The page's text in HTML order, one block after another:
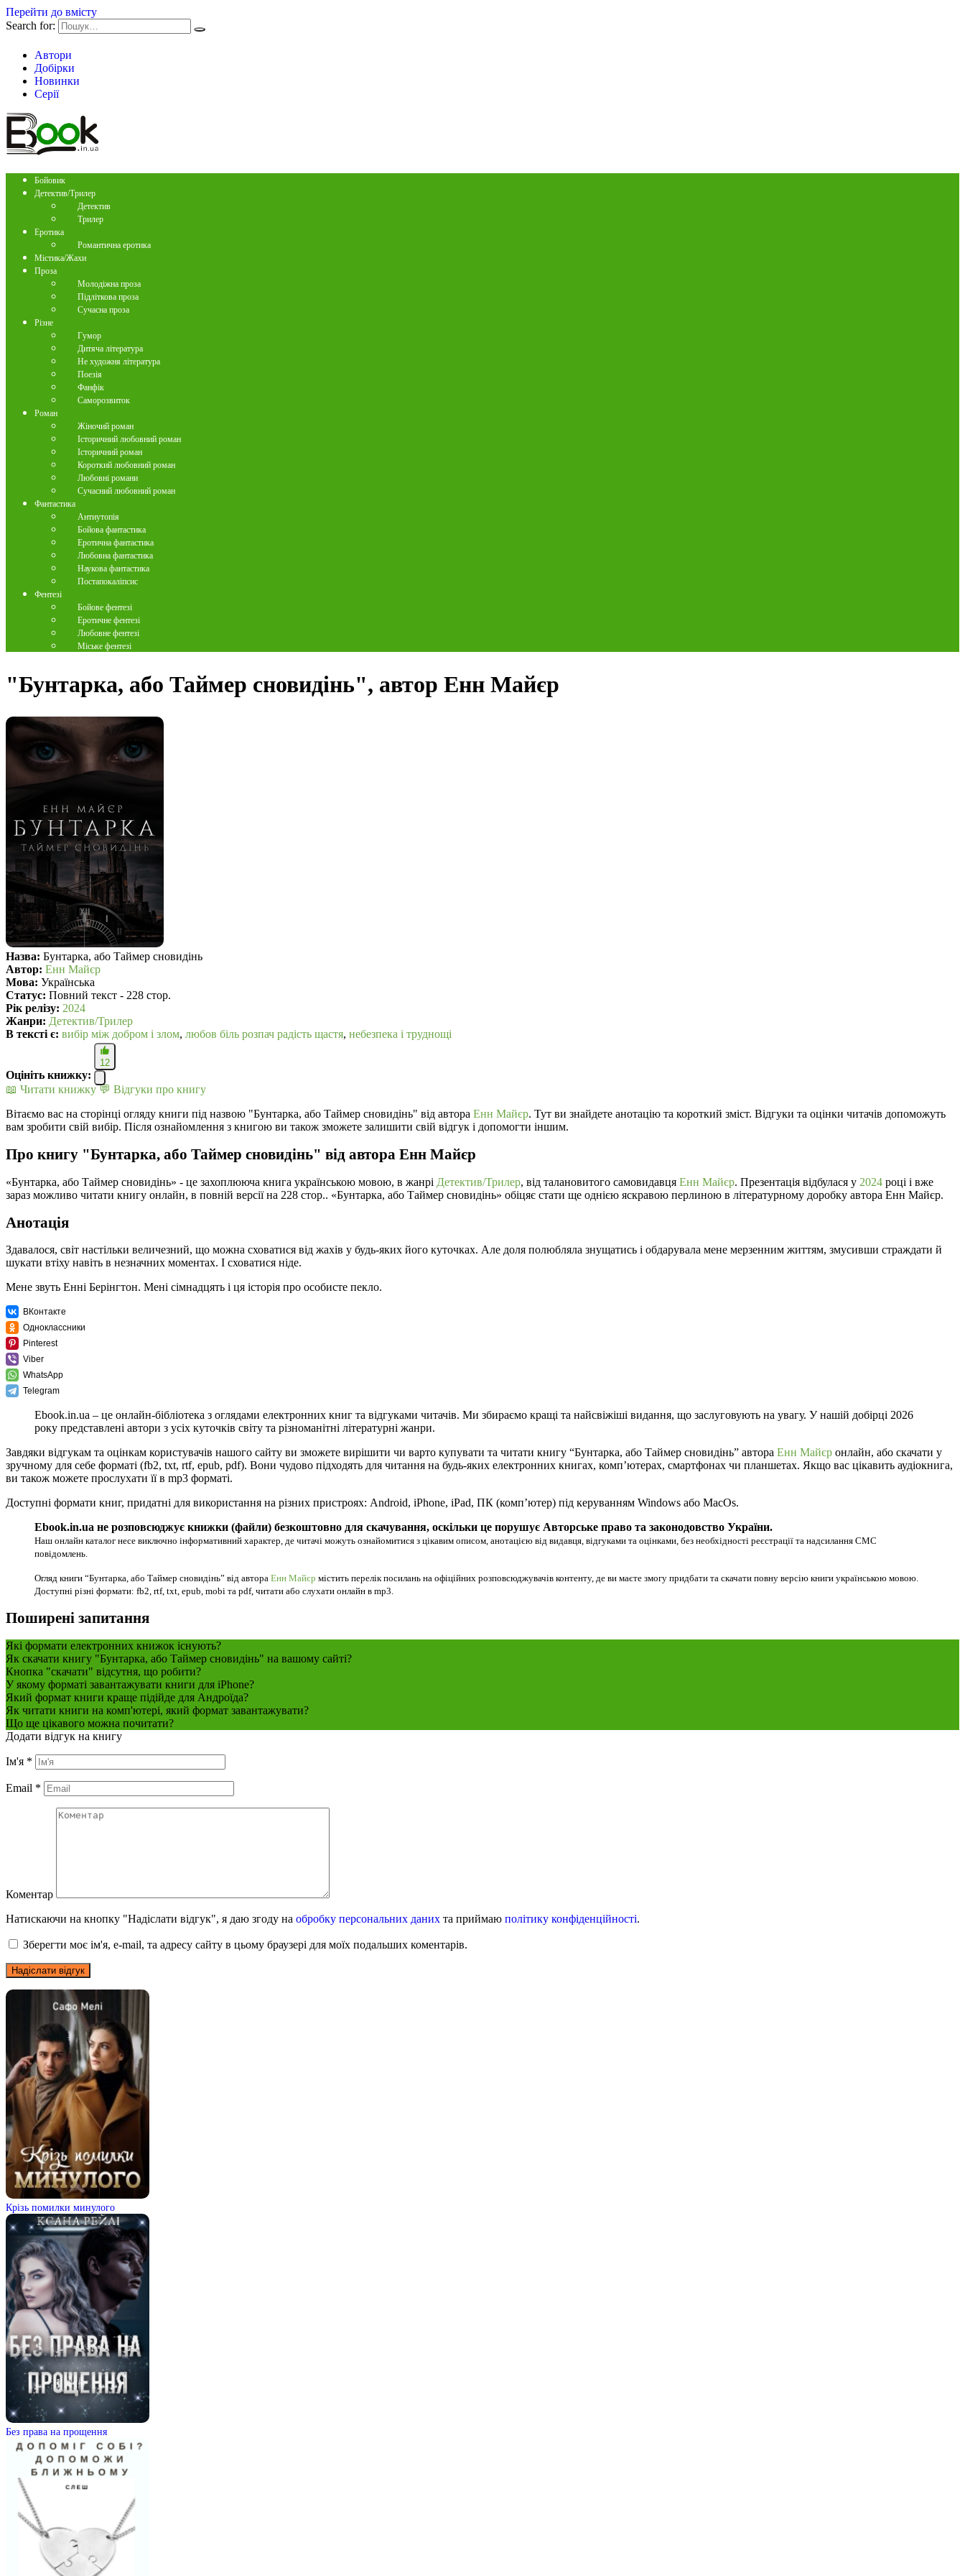
Перейти до вмісту
Search for:
Автори
Добірки
Новинки
Серії
Бойовик
Детектив/Трилер
Детектив
Трилер
Еротика
Романтична еротика
Містика/Жахи
Проза
Молодіжна проза
Підліткова проза
Сучасна проза
Різне
Гумор
Дитяча література
Не художня література
Поезія
Фанфік
Саморозвиток
Роман
Жіночий роман
Історичний любовний роман
Історичний роман
Короткий любовний роман
Любовні романи
Сучасний любовний роман
Фантастика
Антиутопія
Бойова фантастика
Еротична фантастика
Любовна фантастика
Наукова фантастика
Постапокаліпсис
Фентезі
Бойове фентезі
Еротичне фентезі
Любовне фентезі
Міське фентезі
"Бунтарка, або Таймер сновидінь", автор Енн Майєр
Назва: Бунтарка, або Таймер сновидінь
Автор: Енн Майєр
Мова: Українська
Статус: Повний текст - 228 стор.
Рік релізу: 2024
Жанри: Детектив/Трилер
В текcті є: вибір між добром і злом, любов біль розпач радість щастя, небезпека і труднощі
Оцініть книжку:
12
📖 Читати книжку 💬 Відгуки про книгу
Вітаємо вас на сторінці огляду книги під назвою "Бунтарка, або Таймер сновидінь" від автора Енн Майєр. Тут ви знайдете анотацію та короткий зміст. Відгуки та оцінки читачів допоможуть
вам зробити свій вибір. Після ознайомлення з книгою ви також зможете залишити свій відгук і допомогти іншим.
Про книгу "Бунтарка, або Таймер сновидінь" від автора Енн Майєр
«Бунтарка, або Таймер сновидінь» - це захоплююча книга українською мовою, в жанрі Детектив/Трилер, від талановитого самовидавця Енн Майєр. Презентація відбулася у 2024 році і вже
зараз можливо читати книгу онлайн, в повній версії на 228 стор.. «Бунтарка, або Таймер сновидінь» обіцяє стати ще однією яскравою перлиною в літературному доробку автора Енн Майєр.
Анотація
Здавалося, світ настільки величезний, що можна сховатися від жахів у будь-яких його куточках. Але доля полюбляла знущатись і обдарувала мене мерзенним життям, змусивши страждати й
шукати втіху навіть в незначних моментах. І сховатися ніде.
Мене звуть Енні Берінгтон. Мені сімнадцять і ця історія про особисте пекло.
ВКонтакте
Одноклассники
Pinterest
Viber
WhatsApp
Telegram
Ebook.in.ua – це онлайн-бібліотека з оглядами електронних книг та відгуками читачів. Ми збираємо кращі та найсвіжіші видання, що заслуговують на увагу. У нашій добірці 2026
року представлені автори з усіх куточків світу та різноманітні літературні жанри.
Завдяки відгукам та оцінкам користувачів нашого сайту ви зможете вирішити чи варто купувати та читати книгу “Бунтарка, або Таймер сновидінь” автора Енн Майєр онлайн, або скачати у
зручному для себе форматі (fb2, txt, rtf, epub, pdf). Вони чудово підходять для читання на будь-яких електронних книгах, комп’ютерах, смартфонах чи планшетах. Якщо вас цікавить аудіокнига,
ви також можете прослухати її в mp3 форматі.
Доступні формати книг, придатні для використання на різних пристроях: Android, iPhone, iPad, ПК (комп’ютер) під керуванням Windows або MacOs.
Ebook.in.ua не розповсюджує книжки (файли) безкоштовно для скачування, оскільки це порушує Авторське право та законодовство України.
Наш онлайн каталог несе виключно інформативний характер, де читачі можуть ознайомитися з цікавим описом, анотацією від видавця, відгуками та оцінками, без необхідності реєстрації та надсилання СМС
повідомлень.
Огляд книги “Бунтарка, або Таймер сновидінь” від автора Енн Майєр містить перелік посилань на офіційних розповсюджувачів контенту, де ви маєте змогу придбати та скачати повну версію книги українською мовою.
Доступні різні формати: fb2, rtf, txt, epub, mobi та pdf, читати або слухати онлайн в mp3.
Поширені запитання
Які формати електронних книжок існують?
Як скачати книгу "Бунтарка, або Таймер сновидінь" на вашому сайті?
Кнопка "скачати" відсутня, що робити?
У якому форматі завантажувати книги для iPhone?
Який формат книги краще підійде для Андроїда?
Як читати книги на комп'ютері, який формат завантажувати?
Що ще цікавого можна почитати?
Додати відгук на книгу
Ім'я *
Email *
Коментар
Натискаючи на кнопку "Надіслати відгук", я даю згоду на обробку персональних даних та приймаю політику конфіденційності.
Зберегти моє ім'я, e-mail, та адресу сайту в цьому браузері для моїх подальших коментарів.
Крізь помилки минулого
Без права на прощення